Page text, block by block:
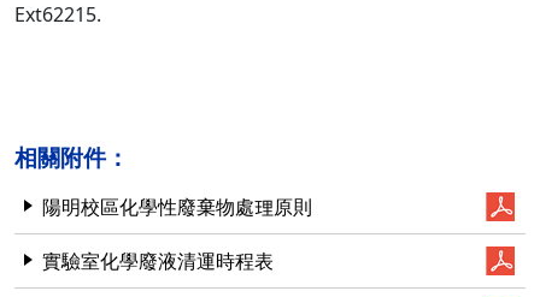
Ext62215.
相關附件：
陽明校區化學性廢棄物處理原則
實驗室化學廢液清運時程表